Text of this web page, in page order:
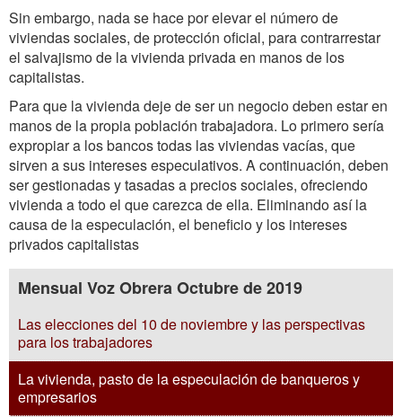
Sin embargo, nada se hace por elevar el número de
viviendas sociales, de protección oficial, para contrarrestar
el salvajismo de la vivienda privada en manos de los
capitalistas.
Para que la vivienda deje de ser un negocio deben estar en
manos de la propia población trabajadora. Lo primero sería
expropiar a los bancos todas las viviendas vacías, que
sirven a sus intereses especulativos. A continuación, deben
ser gestionadas y tasadas a precios sociales, ofreciendo
vivienda a todo el que carezca de ella. Eliminando así la
causa de la especulación, el beneficio y los intereses
privados capitalistas
Mensual Voz Obrera Octubre de 2019
Las elecciones del 10 de noviembre y las perspectivas
para los trabajadores
La vivienda, pasto de la especulación de banqueros y
empresarios